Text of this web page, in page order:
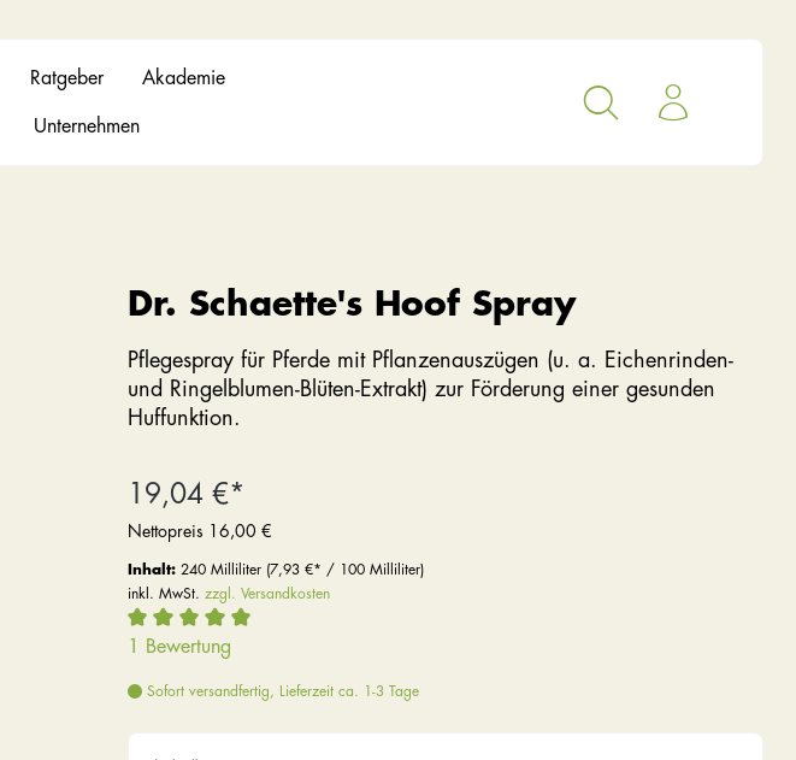
Ratgeber Akademie
Unternehmen
Dr. Schaette's Hoof Spray
Pflegespray für Pferde mit Pflanzenauszügen (u. a. Eichenrinden-
und Ringelblumen-Blüten-Extrakt) zur Förderung einer gesunden
Huffunktion.
19,04 €*
Nettopreis 16,00 €
Inhalt: 240 Milliliter (7,93 €* / 100 Milliliter)
inkl. MwSt. zzgl. Versandkosten
1 Bewertung
Sofort versandfertig, Lieferzeit ca. 1-3 Tage